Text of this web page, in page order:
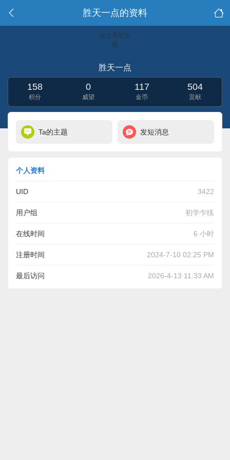
胜天一点的资料
点击重新加
载
胜天一点
158
积分
0
威望
117
金币
504
贡献
Ta的主题 发短消息
个人资料
UID 3422
用户组 初学乍练
在线时间 6 小时
注册时间 2024-7-10 02:25 PM
最后访问 2026-4-13 11:33 AM